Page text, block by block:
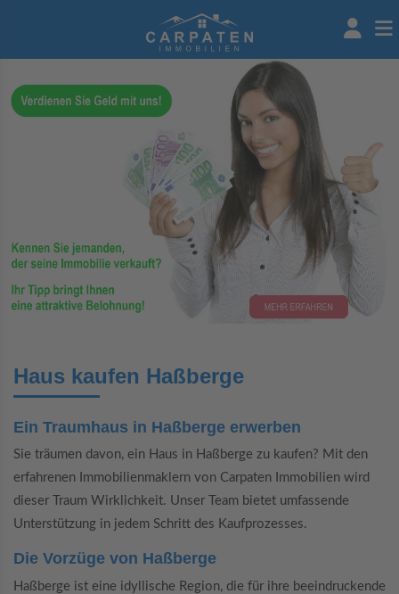
Haus kaufen Haßberge
Ein Traumhaus in Haßberge erwerben
Sie träumen davon, ein Haus in Haßberge zu kaufen? Mit den
erfahrenen Immobilienmaklern von Carpaten Immobilien wird
dieser Traum Wirklichkeit. Unser Team bietet umfassende
Unterstützung in jedem Schritt des Kaufprozesses.
Die Vorzüge von Haßberge
Haßberge ist eine idyllische Region, die für ihre beeindruckende